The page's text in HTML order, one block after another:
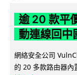
逾 20 款平
動連線回中
網絡安全公司
的 20 多款路由器